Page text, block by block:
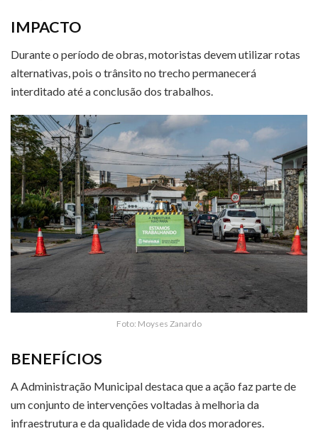
IMPACTO
Durante o período de obras, motoristas devem utilizar rotas
alternativas, pois o trânsito no trecho permanecerá
interditado até a conclusão dos trabalhos.
Foto: Moyses Zanardo
BENEFÍCIOS
A Administração Municipal destaca que a ação faz parte de
um conjunto de intervenções voltadas à melhoria da
infraestrutura e da qualidade de vida dos moradores.